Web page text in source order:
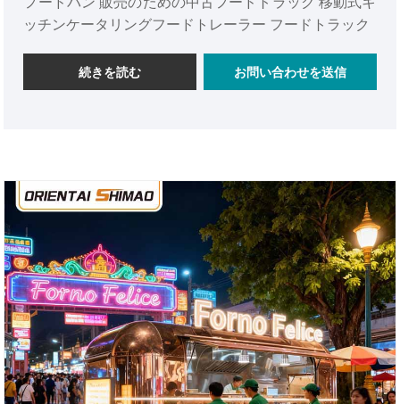
ッチンケータリングフードトレーラー フードトラック
続きを読む お問い合わせを送信